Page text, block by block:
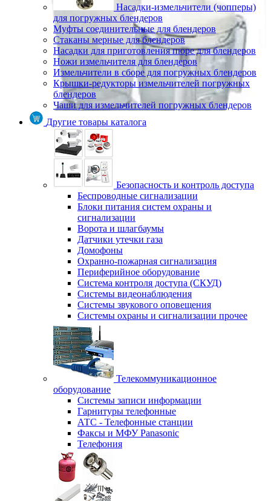
Насадки-измельчители (чопперы)
для погружных блендеров
Муфты соединительные для блендеров
Стаканы мерные для блендеров
Насадки для приготовления пюре для блендеров
Ножи измельчителя для блендеров
Измельчители в сборе для погружных блендеров
Крышки-редукторы измельчителей погружных
блендеров
Чаши для измельчителей погружных блендеров
Другие товары каталога
Безопасность и контроль доступа
Беспроводные сигнализации
Блоки питания систем охраны и
сигнализации
Ворота и шлагбаумы
Датчики утечки газа
Домофоны
Охранно-пожарная сигнализация
Периферийное оборудование
Система контроля доступа (СКУД)
Системы видеонаблюдения
Системы звукового оповещения
Системы охраны и сигнализации прочее
Телекоммуникационное
оборудование
Системы записи информации
Гарнитуры телефонные
АТС - Телефонные станции
Факсы и МФУ Panasonic
Телефония